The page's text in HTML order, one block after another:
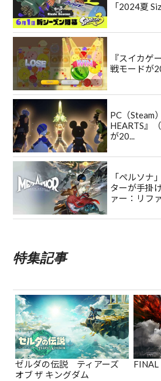
「2024夏
『スイカゲ
戦モードが
PC（Steam
HEARTS』
が20...
「ペルソナ
ターが手掛
ァー：リフ
特集記事
ゼルダの伝説 ティアーズ
オブ ザ キングダム
FINAL